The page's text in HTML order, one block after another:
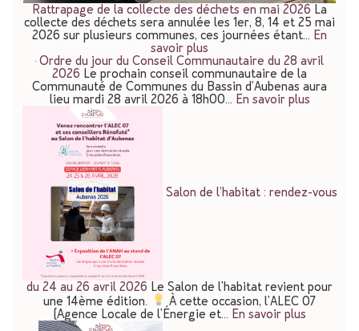
Rattrapage de la collecte des déchets en mai 2026 La
collecte des déchets sera annulée les 1er, 8, 14 et 25 mai
2026 sur plusieurs communes, ces journées étant… En
savoir plus
Ordre du jour du Conseil Communautaire du 28 avril
2026 Le prochain conseil communautaire de la
Communauté de Communes du Bassin d’Aubenas aura
lieu mardi 28 avril 2026 à 18h00… En savoir plus
Salon de l’habitat : rendez-vous
du 24 au 26 avril 2026 Le Salon de l'habitat revient pour
une 14ème édition.
À cette occasion, l'ALEC 07
(Agence Locale de l'Énergie et… En savoir plus